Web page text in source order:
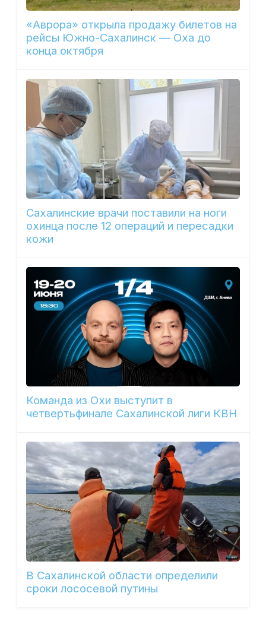
«Аврора» открыла продажу билетов на
рейсы Южно-Сахалинск — Оха до
конца октября
Сахалинские врачи поставили на ноги
охинца после 12 операций и пересадки
кожи
Команда из Охи выступит в
четвертьфинале Сахалинской лиги КВН
В Сахалинской области определили
сроки лососевой путины